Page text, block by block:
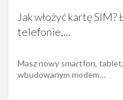
Jak włożyć kartę
telefonie,…
Masz nowy smartfon,
wbudowanym modem…